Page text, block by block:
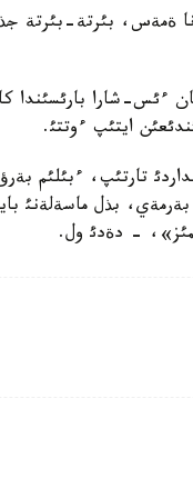
ةمةس، بئرتة-بئرتة
ءئس-شارا بارئسئندا
ايتئپ ءوتتئ.
تارتئپ، ءبئلئم
بةرمةي، بذل ماسةلةنئ
- دةدئ ول.